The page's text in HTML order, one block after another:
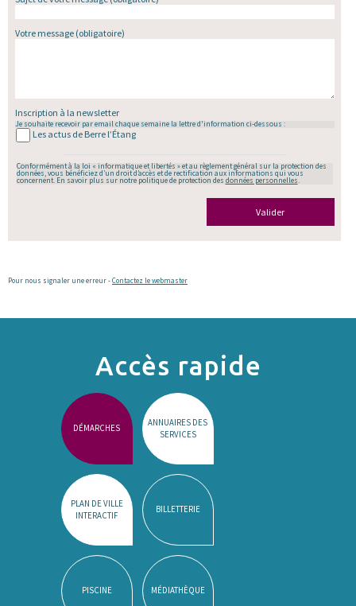
Votre message(obligatoire)
Inscription à la newsletter
Je souhaite recevoir par email chaque semaine la lettre d'information ci-dessous :
Les actus de Berre l’Étang
Conformément à la loi « informatique et libertés » et au règlement général sur la protection des
données, vous bénéficiez d’un droit d’accès et de rectification aux informations qui vous
concernent. En savoir plus sur notre politique de protection des données personnelles.
Valider
Pour nous signaler une erreur -Contactez le webmaster
Accès rapide
DÉMARCHES
ANNUAIRES DES
SERVICES
PLAN DE VILLE
INTERACTIF
BILLETTERIE
PISCINE MÉDIATHÈQUE